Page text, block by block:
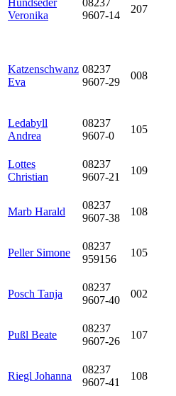
Hundseder
Veronika
08237
9607-14
207
Katzenschwanz
Eva
08237
9607-29
008
Ledabyll
Andrea
08237
9607-0
105
Lottes
Christian
08237
9607-21
109
Marb Harald
08237
9607-38
108
Peller Simone
08237
959156
105
Posch Tanja
08237
9607-40
002
Pußl Beate
08237
9607-26
107
Riegl Johanna
08237
9607-41
108